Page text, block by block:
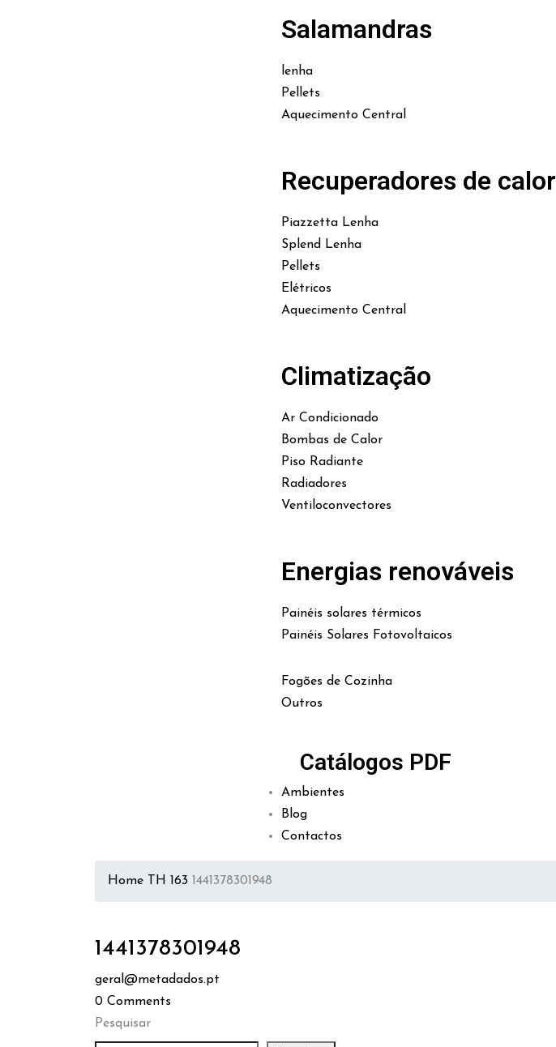
Salamandras
lenha
Pellets
Aquecimento Central
Recuperadores de calor
Piazzetta Lenha
Splend Lenha
Pellets
Elétricos
Aquecimento Central
Climatização
Ar Condicionado
Bombas de Calor
Piso Radiante
Radiadores
Ventiloconvectores
Energias renováveis
Painéis solares térmicos
Painéis Solares Fotovoltaicos
Fogões de Cozinha
Outros
Catálogos PDF
Ambientes
Blog
Contactos
Home TH 163 1441378301948
1441378301948
geral@metadados.pt
0 Comments
Pesquisar